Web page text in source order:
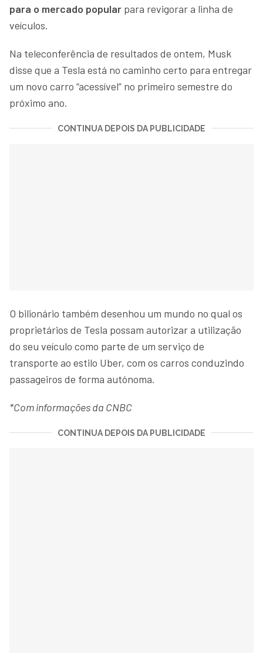
para o mercado popular para revigorar a linha de
veículos.
Na teleconferência de resultados de ontem, Musk
disse que a Tesla está no caminho certo para entregar
um novo carro “acessível” no primeiro semestre do
próximo ano.
CONTINUA DEPOIS DA PUBLICIDADE
O bilionário também desenhou um mundo no qual os
proprietários de Tesla possam autorizar a utilização
do seu veículo como parte de um serviço de
transporte ao estilo Uber, com os carros conduzindo
passageiros de forma autónoma.
*Com informações da CNBC
CONTINUA DEPOIS DA PUBLICIDADE